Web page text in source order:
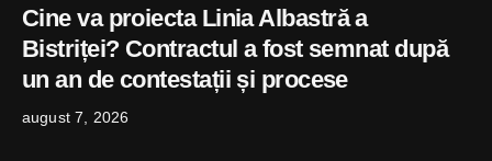
Cine va proiecta Linia Albastră a
Bistriței? Contractul a fost semnat după
un an de contestații și procese
august 7, 2026